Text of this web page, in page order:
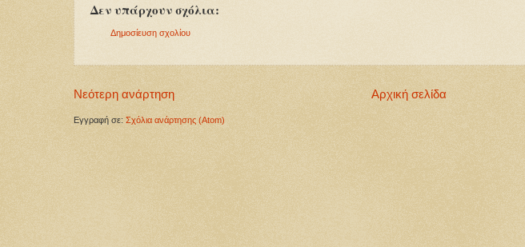
Δεν υπάρχουν σχόλια:
Δημοσίευση σχολίου
Νεότερη ανάρτηση Αρχική σελίδα
Εγγραφή σε: Σχόλια ανάρτησης (Atom)